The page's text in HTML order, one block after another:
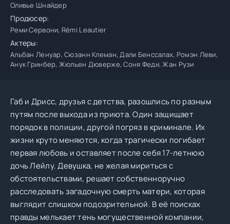
Оливье Шнайдер
Продюсер:
Реми Сервони, Rémi Leautier
Актеры:
Альбан Ленуар, Сюзанн Клеман, Дали Бенссалах, Ромэн Леви,
Анук Гринбер, Жюльен Дюверже, Соня Феди, Жан Рузи
Габ и Дрисc, друзья с детства, разошлись по разным
путям после выхода из приюта. Один защищает
порядок в полиции, другой погряз в криминале. Их
жизни круто меняются, когда трагически погибает
первая любовь и оставляет после себя 17-летнюю
дочь Лейлу. Девушка, не желая мириться с
обстоятельствами, решает собственноручно
расследовать загадочную смерть матери, которая
выглядит слишком подозрительной. В её поисках
правды мелькает тень могущественной компании,